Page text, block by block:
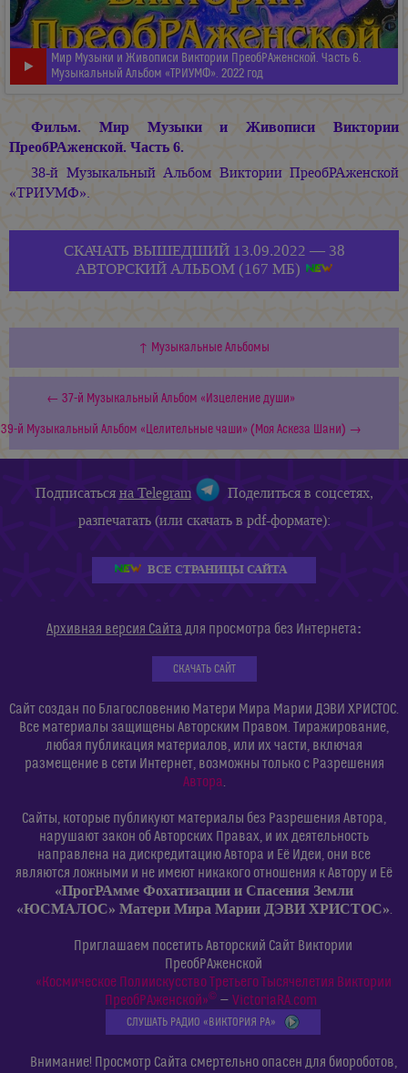
Мир Музыки и Живописи Виктории ПреобРАженской. Часть 6.
Музыкальный Альбом «ТРИУМФ». 2022 год
Фильм. Мир Музыки и Живописи Виктории
ПреобРАженской. Часть 6.
38-й Музыкальный Альбом Виктории ПреобРАженской
«ТРИУМФ».
СКАЧАТЬ ВЫШЕДШИЙ 13.09.2022 — 38
АВТОРСКИЙ АЛЬБОМ (167 МБ)
↑ Музыкальные Альбомы
← 37-й Музыкальный Альбом «Изцеление души»
39-й Музыкальный Альбом «Целительные чаши» (Моя Аскеза Шани) →
Подписатьсяна Telegram
Поделиться в соцсетях,
разпечатать (или скачать в pdf-формате):
ВСЕ СТРАНИЦЫ САЙТА
Архивная версия Сайта для просмотра без Интернета:
СКАЧАТЬ САЙТ
Сайт создан по Благословению Матери Мира Марии ДЭВИ ХРИСТОС.
Все материалы защищены Авторским Правом. Тиражирование,
любая публикация материалов, или их части, включая
размещение в сети Интернет, возможны только с Разрешения
Автора.
Сайты, которые публикуют материалы без Разрешения Автора,
нарушают закон об Авторских Правах, и их деятельность
направлена на дискредитацию Автора и Её Идеи, они все
являются ложными и не имеют никакого отношения к Автору и Её
«ПрогРАмме Фохатизации и Спасения Земли
«ЮСМАЛОС» Матери Мира Марии ДЭВИ ХРИСТОС».
Приглашаем посетить Авторский Сайт Виктории
ПреобРАженской
«Космическое Полиискусство Третьего Тысячелетия Виктории
ПреобРАженской»©— VictoriaRA.com
СЛУШАТЬ РАДИО «ВИКТОРИЯ РА»
Внимание! Просмотр Сайта смертельно опасен для биороботов,